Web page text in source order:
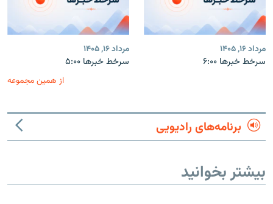
مرداد ۱۶, ۱۴۰۵
سرخط خبرها ۶:۰۰
مرداد ۱۶, ۱۴۰۵
سرخط خبرها ۵:۰۰
از همین مجموعه
برنامه‌های رادیویی
بیشتر بخوانید